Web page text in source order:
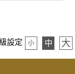
設定 小 中 大